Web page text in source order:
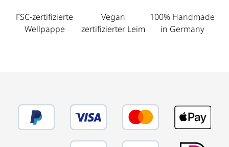
FSC-zertifizierte
Wellpappe
Vegan
zertifizierter Leim
100% Handmade
in Germany